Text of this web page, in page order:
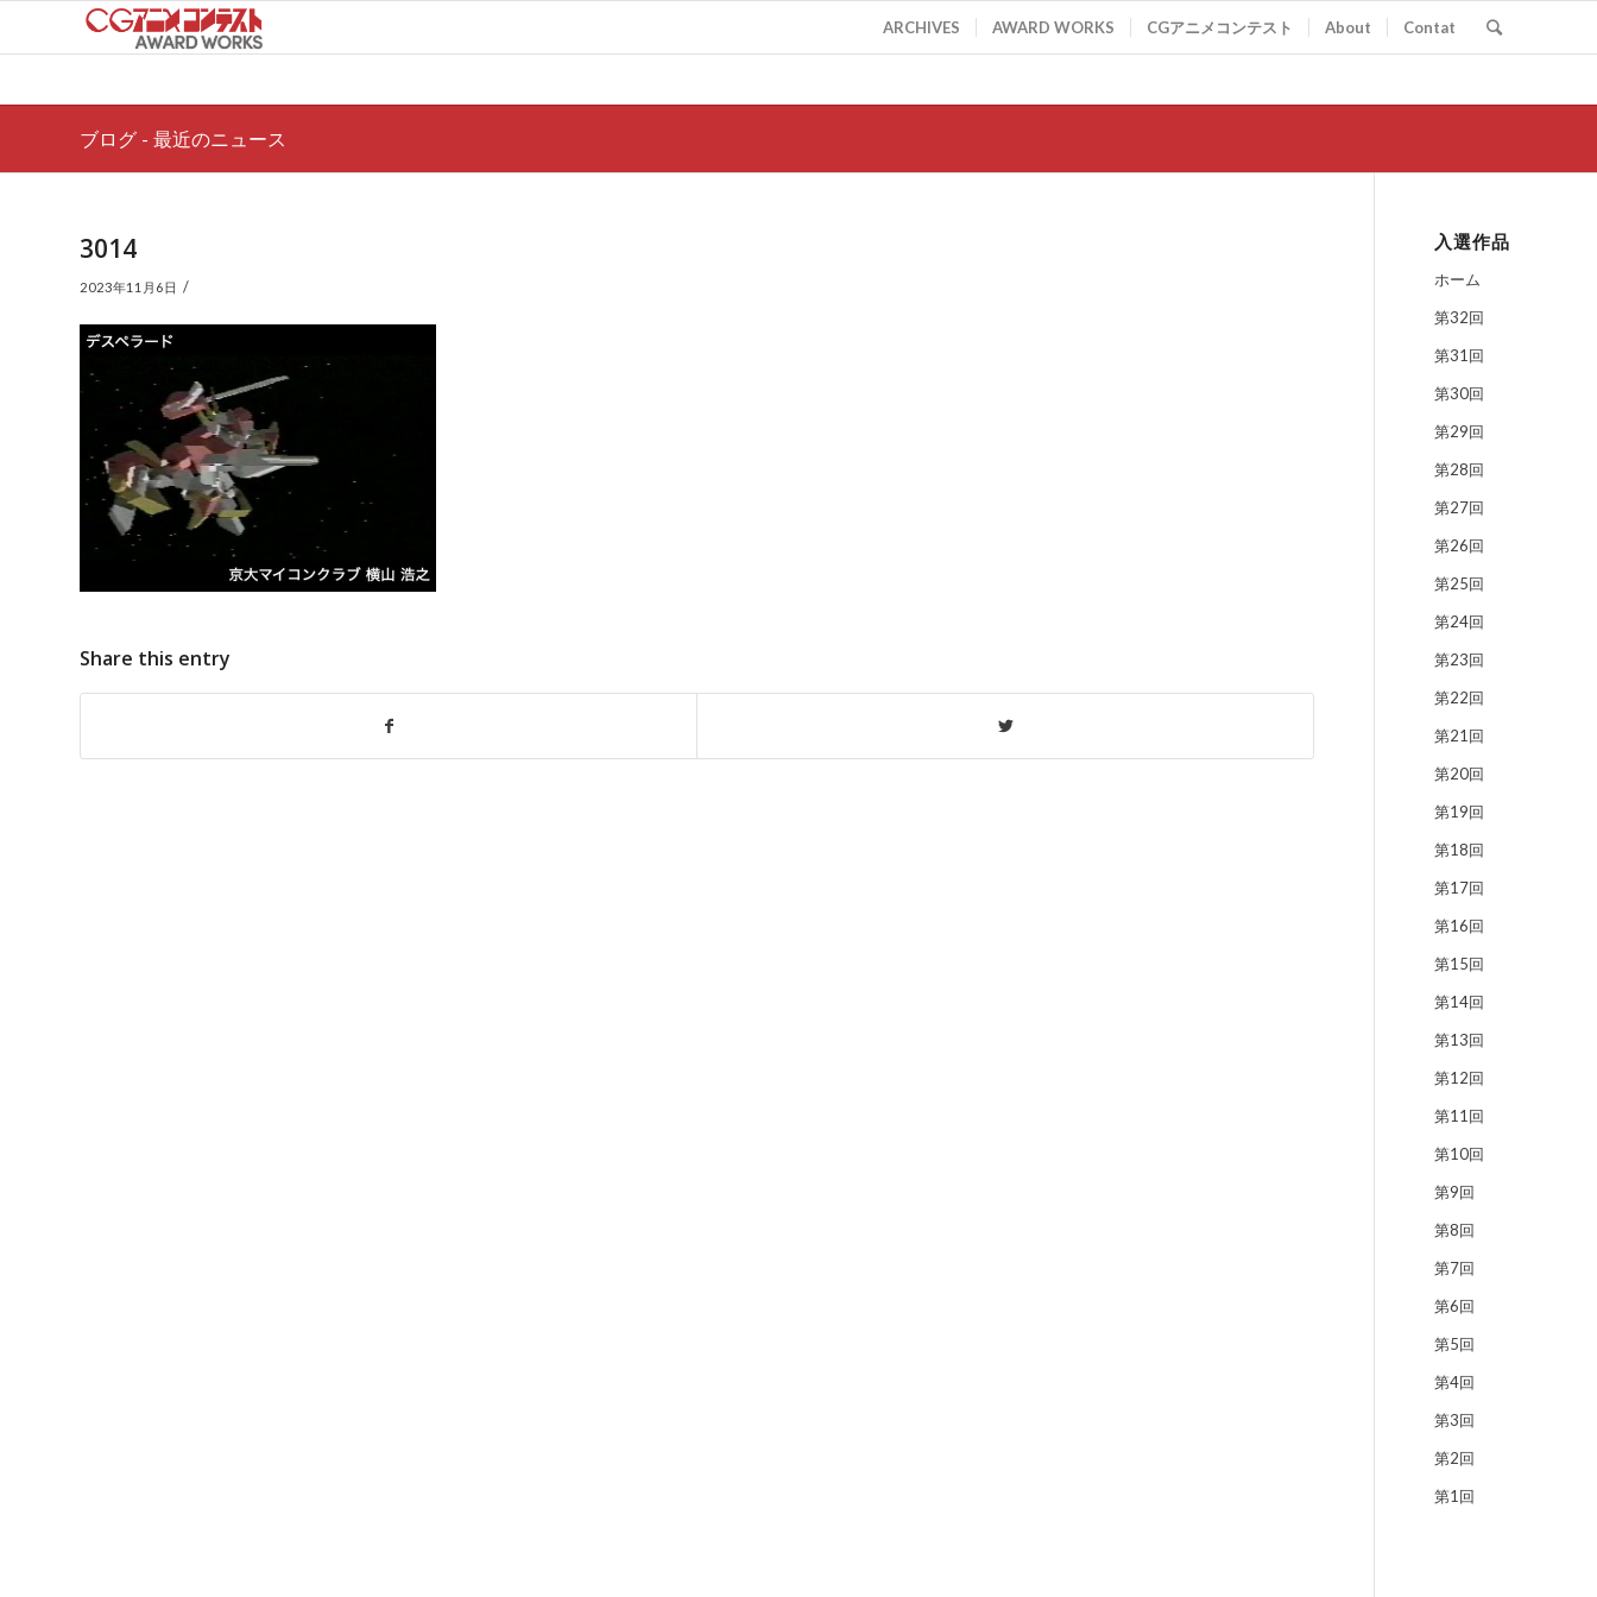
ARCHIVES AWARD WORKS CGアニメコンテスト About Contat
ブログ - 最近のニュース
3014
2023年11月6日 /
Share this entry
入選作品
ホーム
第32回
第31回
第30回
第29回
第28回
第27回
第26回
第25回
第24回
第23回
第22回
第21回
第20回
第19回
第18回
第17回
第16回
第15回
第14回
第13回
第12回
第11回
第10回
第9回
第8回
第7回
第6回
第5回
第4回
第3回
第2回
第1回